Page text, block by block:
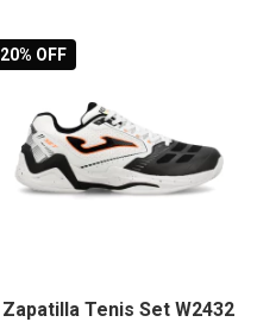
20% OFF
Zapatilla Tenis Set W2432